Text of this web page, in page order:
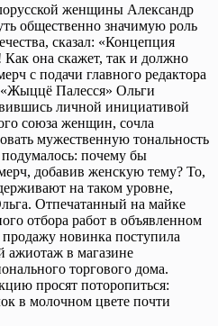
женщины Александр
общественно значимую роль
сказал: «Концепция
она скажет, так и должно
с подачи главного редактора
Палесся» Ольги
личной инициативой
союза женщин, сочла
мужественную тональность
почему бы
добавив женскую тему? То,
на таком уровне,
Отпечатанный на майке
отбора работ в объявленном
новинка поступила
ажиотаж в магазине
торгового дома.
просят поторопиться:
в молочном цвете почти